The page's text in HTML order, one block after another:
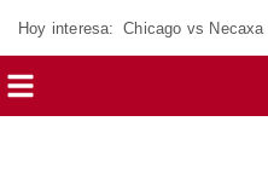
Hoy interesa: Chicago vs Necaxa